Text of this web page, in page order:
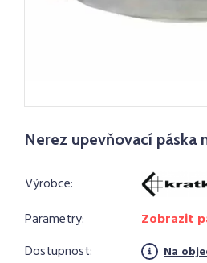
Nerez upevňovací páska
Výrobce:
Parametry:
Zobrazit
Dostupnost:
Na